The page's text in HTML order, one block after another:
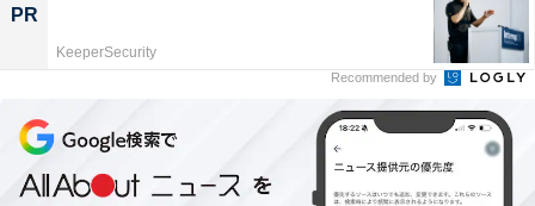
PR
KeeperSecurity
Recommended by